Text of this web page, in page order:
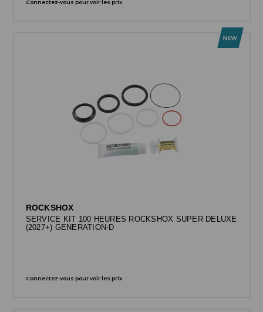
Connectez-vous pour voir les prix.
ROCKSHOX
SERVICE KIT 100 HEURES ROCKSHOX SUPER DELUXE
(2027+) GENERATION-D
Connectez-vous pour voir les prix.